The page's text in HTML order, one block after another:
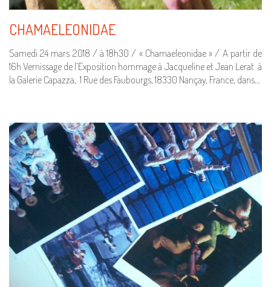
CHAMAELEONIDAE
Samedi 24 mars 2018 / à 18h30 / « Chamaeleonidae » / A partir de
16h Vernissage de l’Exposition hommage à Jacqueline et Jean Lerat à
la Galerie Capazza, 1 Rue des Faubourgs, 18330 Nançay, France, dans…